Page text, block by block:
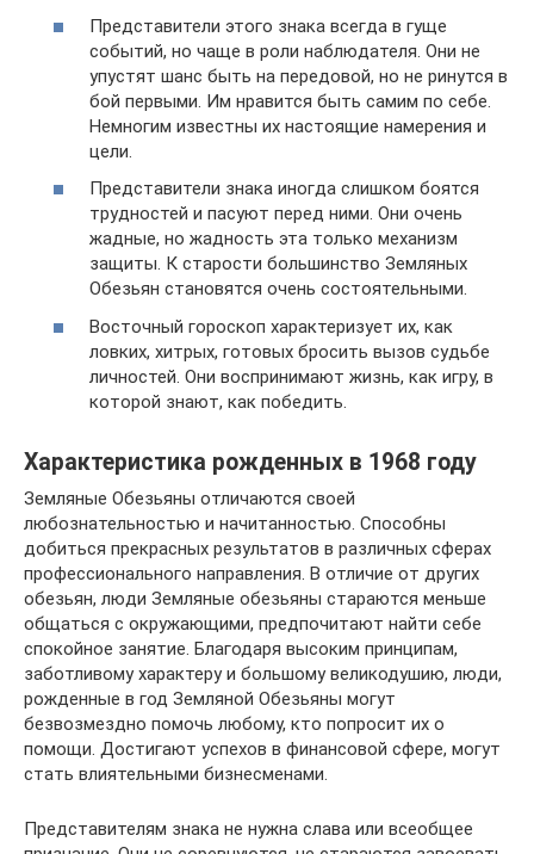
Представители этого знака всегда в гуще
событий, но чаще в роли наблюдателя. Они не
упустят шанс быть на передовой, но не ринутся в
бой первыми. Им нравится быть самим по себе.
Немногим известны их настоящие намерения и
цели.
Представители знака иногда слишком боятся
трудностей и пасуют перед ними. Они очень
жадные, но жадность эта только механизм
защиты. К старости большинство Земляных
Обезьян становятся очень состоятельными.
Восточный гороскоп характеризует их, как
ловких, хитрых, готовых бросить вызов судьбе
личностей. Они воспринимают жизнь, как игру, в
которой знают, как победить.
Характеристика рожденных в 1968 году
Земляные Обезьяны отличаются своей
любознательностью и начитанностью. Способны
добиться прекрасных результатов в различных сферах
профессионального направления. В отличие от других
обезьян, люди Земляные обезьяны стараются меньше
общаться с окружающими, предпочитают найти себе
спокойное занятие. Благодаря высоким принципам,
заботливому характеру и большому великодушию, люди,
рожденные в год Земляной Обезьяны могут
безвозмездно помочь любому, кто попросит их о
помощи. Достигают успехов в финансовой сфере, могут
стать влиятельными бизнесменами.
Представителям знака не нужна слава или всеобщее